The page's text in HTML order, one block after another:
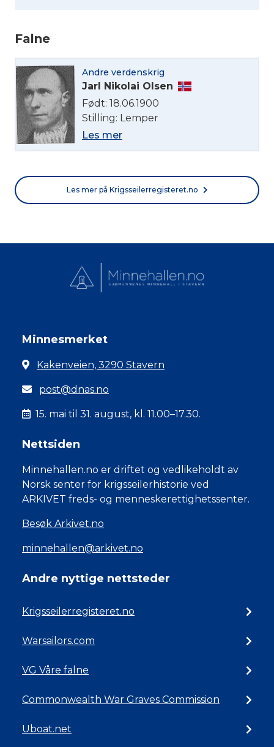
Falne
Andre verdenskrig
Jarl Nikolai Olsen
Født: 18.06.1900
Stilling: Lemper
Les mer
Les mer på Krigsseilerregisteret.no
Minnesmerket
Kakenveien, 3290 Stavern
post@dnas.no
15. mai til 31. august, kl. 11.00–17.30.
Nettsiden
Minnehallen.no er driftet og vedlikeholdt av
Norsk senter for krigsseilerhistorie ved
ARKIVET freds- og menneskerettighetssenter.
Besøk Arkivet.no
minnehallen@arkivet.no
Andre nyttige nettsteder
Krigsseilerregisteret.no
Warsailors.com
VG Våre falne
Commonwealth War Graves Commission
Uboat.net
Velg språk
English
Norsk bokmål